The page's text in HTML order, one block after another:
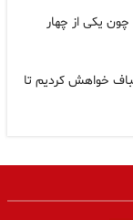
یکی از چهار
خواهش کردیم تا